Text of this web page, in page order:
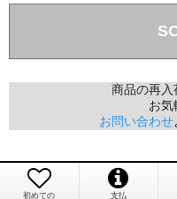
（稀に、通関手続き等
注文のキャンセルは可
お取り寄せ商品となっ
注後のキャンセルは受
と（いつ
埼玉県 K
「購入してから商品
商品の再入
お気
お問い合わせ
初めての 支払